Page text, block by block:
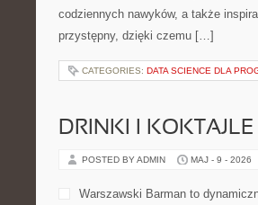
codziennych nawyków, a także
przystępny, dzięki czemu […]
CATEGORIES: DATA SCIENCE DLA
DRINKI I KOKTAJLE
POSTED BY ADMIN MAJ - 9 - 2026
Warszawski Barman to